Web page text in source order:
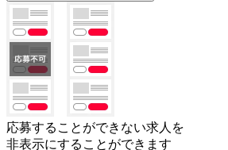
応募することができない求人を
非表示にすることができます